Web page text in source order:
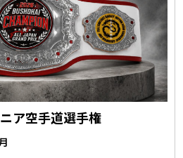
ア空手道選手権